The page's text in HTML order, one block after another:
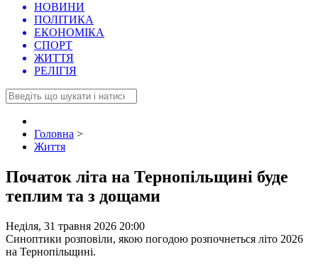
НОВИНИ
ПОЛІТИКА
ЕКОНОМІКА
СПОРТ
ЖИТТЯ
РЕЛІГІЯ
Головна >
Життя
Початок літа на Тернопільщині буде
теплим та з дощами
Неділя, 31 травня 2026 20:00
Синоптики розповіли, якою погодою розпочнеться літо 2026
на Тернопільщині.